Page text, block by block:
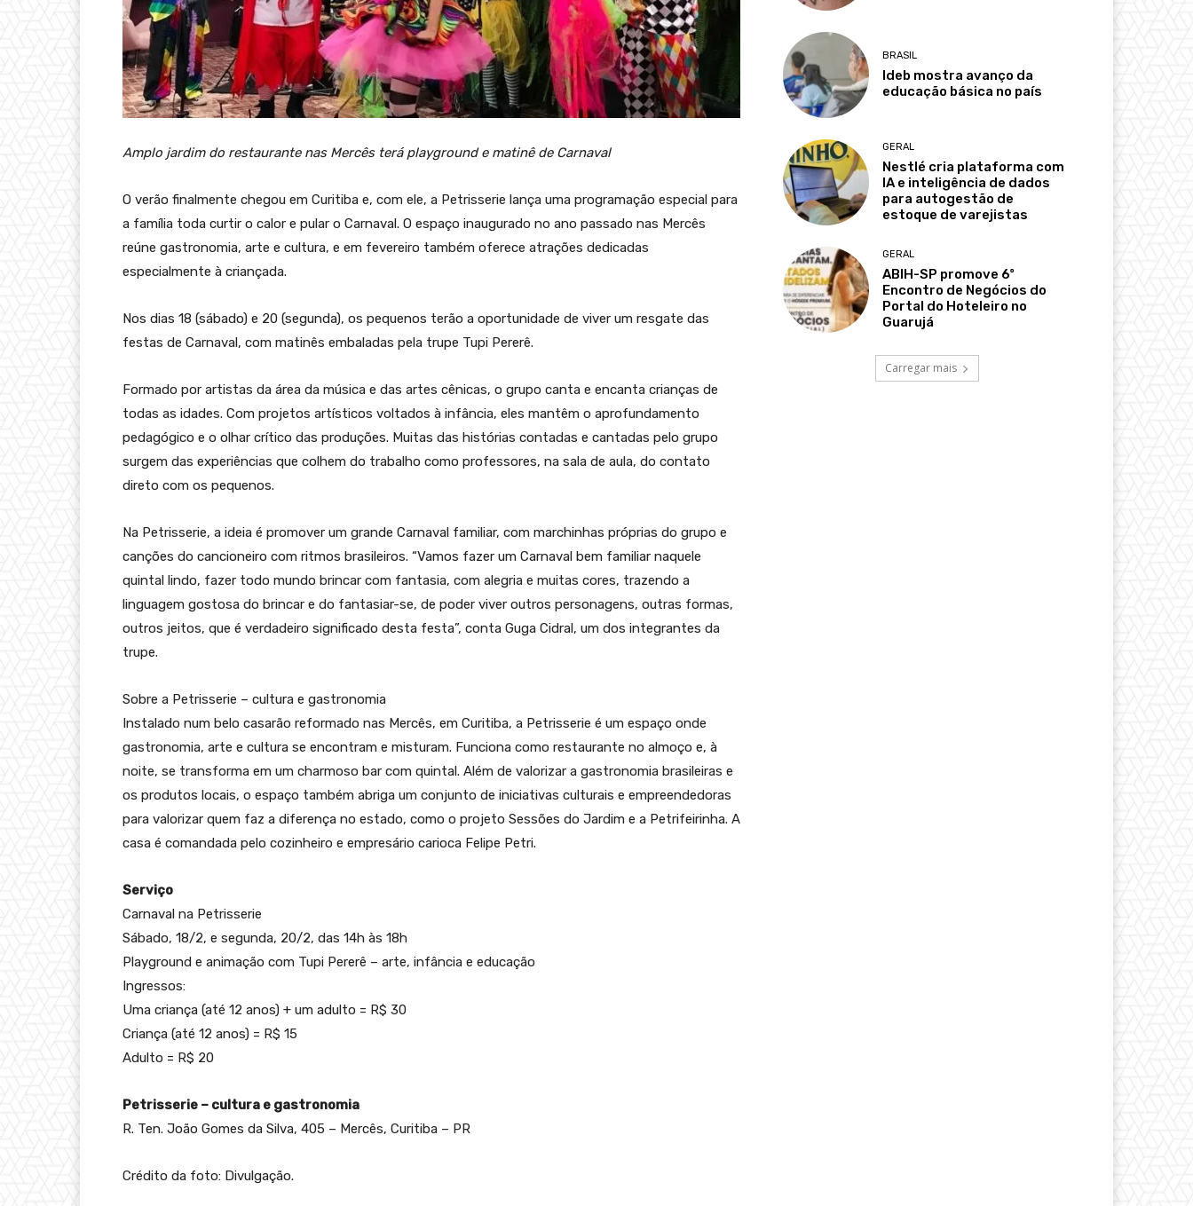
Amplo jardim do restaurante nas Mercês terá playground e matinê de Carnaval
O verão finalmente chegou em Curitiba e, com ele, a Petrisserie lança uma programação especial para
a família toda curtir o calor e pular o Carnaval. O espaço inaugurado no ano passado nas Mercês
reúne gastronomia, arte e cultura, e em fevereiro também oferece atrações dedicadas
especialmente à criançada.
Nos dias 18 (sábado) e 20 (segunda), os pequenos terão a oportunidade de viver um resgate das
festas de Carnaval, com matinês embaladas pela trupe Tupi Pererê.
Formado por artistas da área da música e das artes cênicas, o grupo canta e encanta crianças de
todas as idades. Com projetos artísticos voltados à infância, eles mantêm o aprofundamento
pedagógico e o olhar crítico das produções. Muitas das histórias contadas e cantadas pelo grupo
surgem das experiências que colhem do trabalho como professores, na sala de aula, do contato
direto com os pequenos.
Na Petrisserie, a ideia é promover um grande Carnaval familiar, com marchinhas próprias do grupo e
canções do cancioneiro com ritmos brasileiros. “Vamos fazer um Carnaval bem familiar naquele
quintal lindo, fazer todo mundo brincar com fantasia, com alegria e muitas cores, trazendo a
linguagem gostosa do brincar e do fantasiar-se, de poder viver outros personagens, outras formas,
outros jeitos, que é verdadeiro significado desta festa”, conta Guga Cidral, um dos integrantes da
trupe.
Sobre a Petrisserie – cultura e gastronomia
Instalado num belo casarão reformado nas Mercês, em Curitiba, a Petrisserie é um espaço onde
gastronomia, arte e cultura se encontram e misturam. Funciona como restaurante no almoço e, à
noite, se transforma em um charmoso bar com quintal. Além de valorizar a gastronomia brasileiras e
os produtos locais, o espaço também abriga um conjunto de iniciativas culturais e empreendedoras
para valorizar quem faz a diferença no estado, como o projeto Sessões do Jardim e a Petrifeirinha. A
casa é comandada pelo cozinheiro e empresário carioca Felipe Petri.
Serviço
Carnaval na Petrisserie
Sábado, 18/2, e segunda, 20/2, das 14h às 18h
Playground e animação com Tupi Pererê – arte, infância e educação
Ingressos:
Uma criança (até 12 anos) + um adulto = R$ 30
Criança (até 12 anos) = R$ 15
Adulto = R$ 20
Petrisserie – cultura e gastronomia
R. Ten. João Gomes da Silva, 405 – Mercês, Curitiba – PR
Crédito da foto: Divulgação.
BRASIL
Ideb mostra avanço da
educação básica no país
GERAL
Nestlé cria plataforma com
IA e inteligência de dados
para autogestão de
estoque de varejistas
GERAL
ABIH-SP promove 6º
Encontro de Negócios do
Portal do Hoteleiro no
Guarujá
Carregar mais